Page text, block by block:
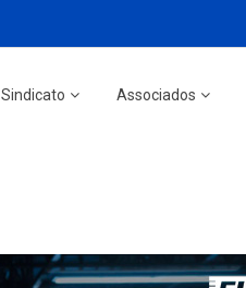
Sindicato Associados